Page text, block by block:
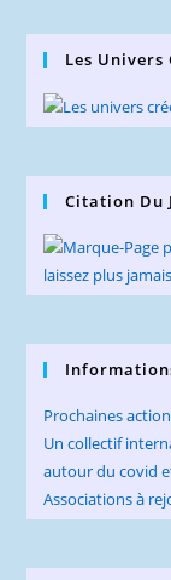
Les Univers
Citation Du
Prochaines
Un collectif
autour du covid
Associations à